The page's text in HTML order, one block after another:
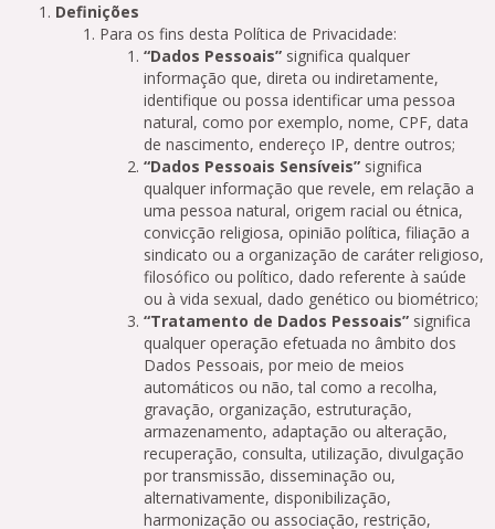
Definições
Para os fins desta Política de Privacidade:
“Dados Pessoais” significa qualquer
informação que, direta ou indiretamente,
identifique ou possa identificar uma pessoa
natural, como por exemplo, nome, CPF, data
de nascimento, endereço IP, dentre outros;
“Dados Pessoais Sensíveis” significa
qualquer informação que revele, em relação a
uma pessoa natural, origem racial ou étnica,
convicção religiosa, opinião política, filiação a
sindicato ou a organização de caráter religioso,
filosófico ou político, dado referente à saúde
ou à vida sexual, dado genético ou biométrico;
“Tratamento de Dados Pessoais” significa
qualquer operação efetuada no âmbito dos
Dados Pessoais, por meio de meios
automáticos ou não, tal como a recolha,
gravação, organização, estruturação,
armazenamento, adaptação ou alteração,
recuperação, consulta, utilização, divulgação
por transmissão, disseminação ou,
alternativamente, disponibilização,
harmonização ou associação, restrição,